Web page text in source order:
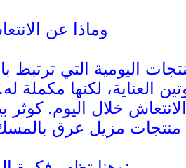
وماذا عن
اليومية التي ترتبط
العناية، لكنها
خلال اليوم.